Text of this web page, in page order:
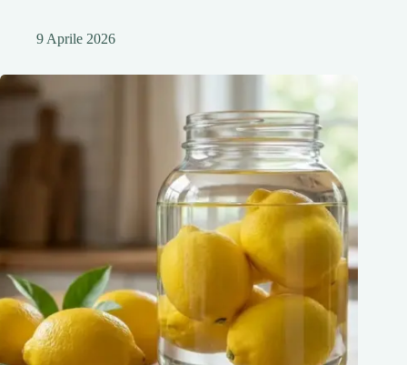
9 Aprile 2026